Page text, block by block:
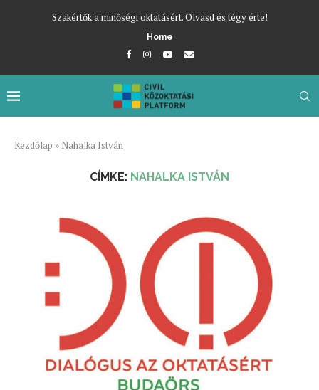
Szakértők a minőségi oktatásért. Olvasd és tégy érte!
Home
Kezdőlap » Nahalka István
CÍMKE: NAHALKA ISTVÁN